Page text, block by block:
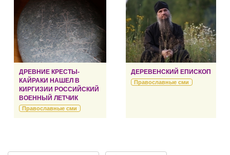
ДРЕВНИЕ КРЕСТЫ-
КАЙРАКИ НАШЕЛ В
КИРГИЗИИ РОССИЙСКИЙ
ВОЕННЫЙ ЛЕТЧИК
Православные сми
ДЕРЕВЕНСКИЙ ЕПИСКОП
Православные сми